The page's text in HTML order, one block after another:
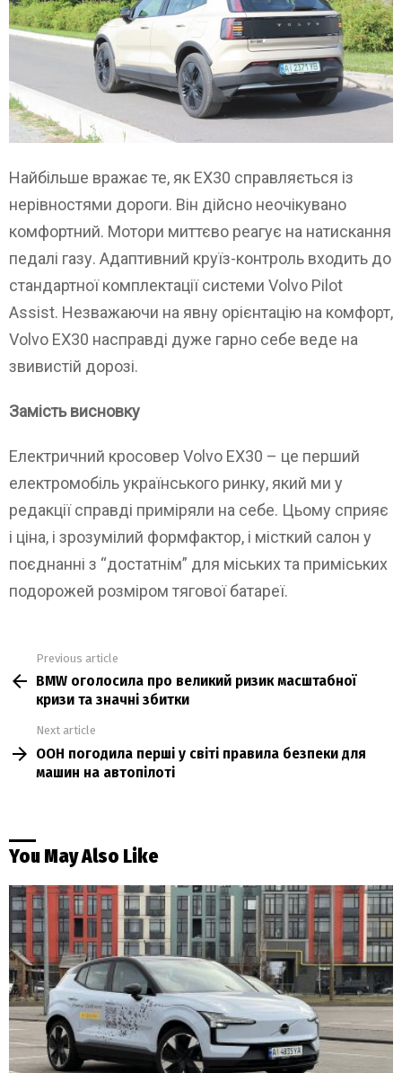
Найбільше вражає те, як EX30 справляється із
нерівностями дороги. Він дійсно неочікувано
комфортний. Мотори миттєво реагує на натискання
педалі газу. Адаптивний круїз-контроль входить до
стандартної комплектації системи Volvo Pilot
Assist. Незважаючи на явну орієнтацію на комфорт,
Volvo EX30 насправді дуже гарно себе веде на
звивистій дорозі.
Замість висновку
Електричний кросовер Volvo EX30 – це перший
електромобіль українського ринку, який ми у
редакції справді приміряли на себе. Цьому сприяє
і ціна, і зрозумілий формфактор, і місткий салон у
поєднанні з “достатнім” для міських та приміських
подорожей розміром тягової батареї.
more
Previous article
BMW оголосила про великий ризик масштабної
кризи та значні збитки
Next article
ООН погодила перші у світі правила безпеки для
машин на автопілоті
You May Also Like